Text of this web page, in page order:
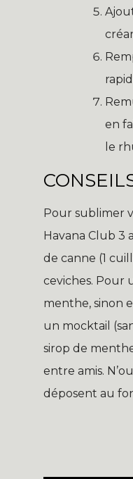
en
le
Pour sublimer
Havana Club 3
de canne (1
ceviches. Pour
menthe, sinon
un mocktail
sirop de
entre amis.
déposent au